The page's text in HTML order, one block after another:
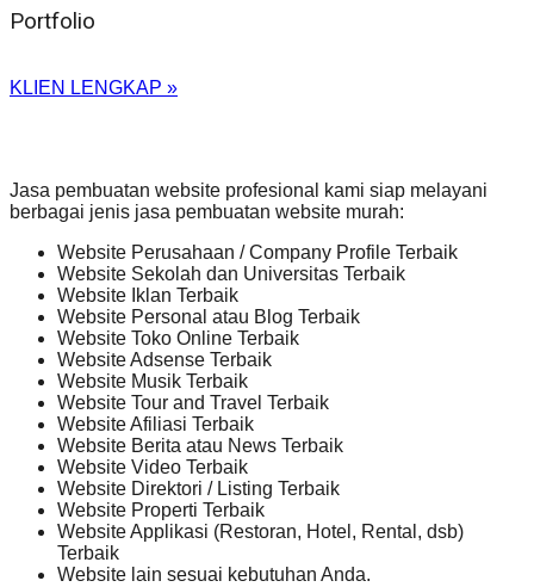
Portfolio
KLIEN LENGKAP »
Jasa pembuatan website profesional kami siap melayani
berbagai jenis jasa pembuatan website murah:
Website Perusahaan / Company Profile Terbaik
Website Sekolah dan Universitas Terbaik
Website Iklan Terbaik
Website Personal atau Blog Terbaik
Website Toko Online Terbaik
Website Adsense Terbaik
Website Musik Terbaik
Website Tour and Travel Terbaik
Website Afiliasi Terbaik
Website Berita atau News Terbaik
Website Video Terbaik
Website Direktori / Listing Terbaik
Website Properti Terbaik
Website Applikasi (Restoran, Hotel, Rental, dsb)
Terbaik
Website lain sesuai kebutuhan Anda.